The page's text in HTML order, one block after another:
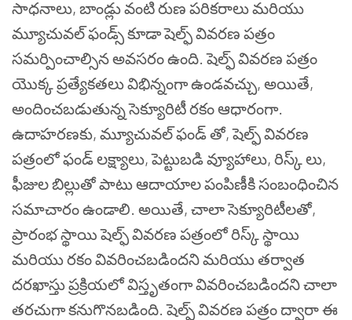
సాధనాలు, బాండ్లు వంటి రుణ పరికరాలు మరియు
మ్యూచువల్ ఫండ్స్కూడా షెల్ఫ్ వివరణ పత్రం
సమర్పించాల్సిన అవసరం ఉంది. షెల్ఫ్ వివరణ పత్రం
యొక్క ప్రత్యేకతలు విభిన్నంగా ఉండవచ్చు, అయితే,
అందించబడుతున్న సెక్యూరిటీ రకం ఆధారంగా.
ఉదాహరణకు, మ్యూచువల్ ఫండ్‌ తో,షెల్ఫ్ వివరణ
పత్రంలో ఫండ్ లక్ష్యాలు,పెట్టుబడి వ్యూహాలు, రిస్క్ లు,
ఫీజుల బిల్లుతో పాటు ఆదాయాల పంపిణీకి సంబంధించిన
సమాచారం ఉండాలి. అయితే, చాలా సెక్యూరిటీలతో,
ప్రారంభ స్థాయి షెల్ఫ్ వివరణ పత్రంలో రిస్క్ స్థాయి
మరియు రకం వివరించబడిందని మరియు తర్వాత
దరఖాస్తు ప్రక్రియలో విస్తృతంగా వివరించబడిందని చాలా
తరచుగా కనుగొనబడింది. షెల్ఫ్ వివరణ పత్రం ద్వారా ఈ